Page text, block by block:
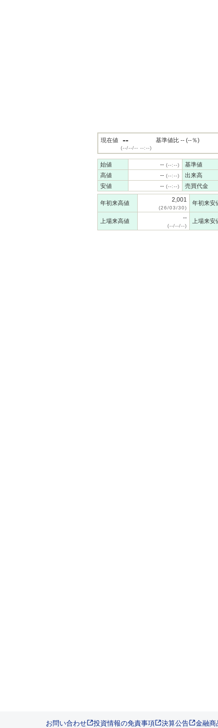
現在値 --
(--/--/-- --:--)
基準値比 -- (--％)
始値 -- (--:--)
基準値
高値
-- (--:--)
出来高
安値
-- (--:--) 売買代金
年初来高値 2,001
(26/03/30)
年初来安
上場来高値 --
(--/--/--)
上場来安
お問い合わせ 投資情報の免責事項 決算公告 金融